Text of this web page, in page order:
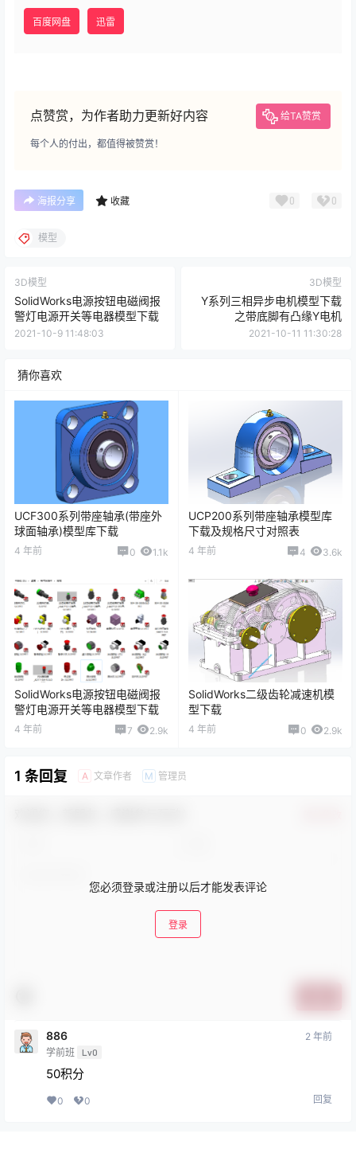
百度网盘 迅雷
点赞赏，为作者助力更新好内容 给TA赞赏
每个人的付出，都值得被赞赏！
海报分享 收藏 0 0
模型
3D模型
SolidWorks电源按钮电磁阀报
警灯电源开关等电器模型下载
2021-10-9 11:48:03
3D模型
Y系列三相异步电机模型下载
之带底脚有凸缘Y电机
2021-10-11 11:30:28
猜你喜欢
UCF300系列带座轴承(带座外
球面轴承)模型库下载
4 年前 0 1.1k
UCP200系列带座轴承模型库
下载及规格尺寸对照表
4 年前 4 3.6k
SolidWorks电源按钮电磁阀报
警灯电源开关等电器模型下载
4 年前 7 2.9k
SolidWorks二级齿轮减速机模
型下载
4 年前 0 2.9k
1 条回复 A 文章作者 M 管理员
您必须登录或注册以后才能发表评论
登录
886
学前班 Lv0
2 年前
50积分
0 0 回复